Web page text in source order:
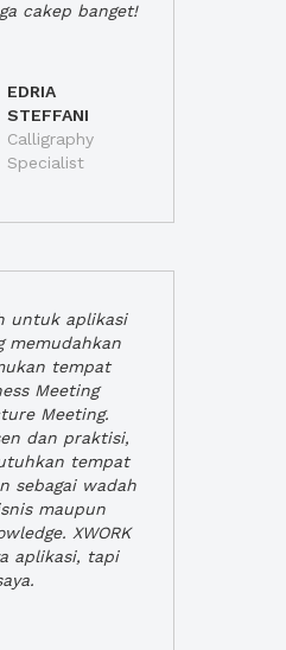
cakep banget!
EDRIA
STEFFANI
Calligraphy
Specialist
untuk aplikasi
memudahkan
tempat
Meeting
Meeting.
dan praktisi,
tempat
sebagai wadah
maupun
XWORK
aplikasi, tapi